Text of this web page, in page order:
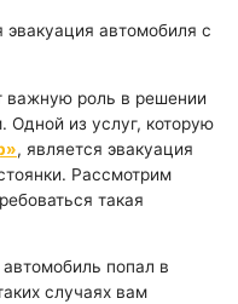
автомобиля с
важную роль в решении
Одной из услуг, которую
, является эвакуация
Рассмотрим
такая
попал в
случаях вам